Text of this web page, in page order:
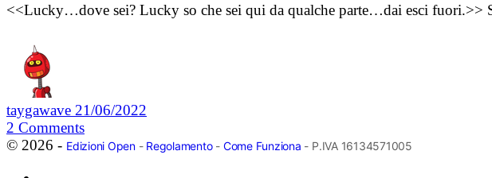
<<Lucky…dove sei? Lucky so che sei qui da qualche parte…dai esci fuori.>>
taygawave 21/06/2022
2 Comments
© 2026 - Edizioni Open- Regolamento- Come Funziona - P.IVA 16134571005